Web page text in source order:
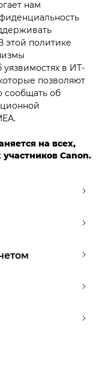
нам
этой политике
в ИТ-
позволяют
сообщать об
на всех,
Canon.